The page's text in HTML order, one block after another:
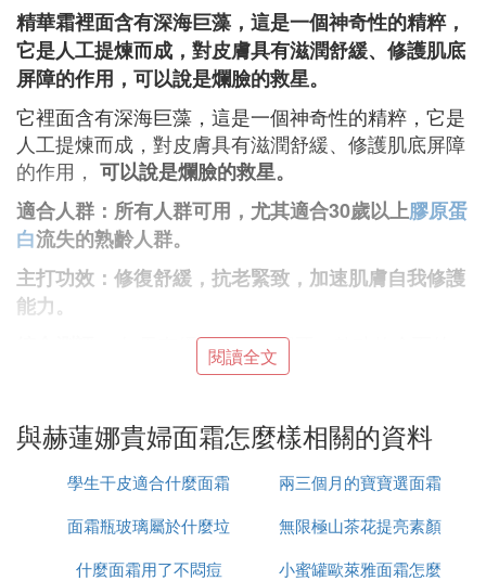
精華霜裡面含有深海巨藻，這是一個神奇性的精粹，
它是人工提煉而成，對皮膚具有滋潤舒緩、修護肌底
屏障的作用，可以說是爛臉的救星。
它裡面含有深海巨藻，這是一個神奇性的精粹，它是
人工提煉而成，對皮膚具有滋潤舒緩、修護肌底屏障
的作用， 可以說是爛臉的救星。
適合人群：所有人群可用，尤其適合30歲以上膠原蛋
白流失的熟齡人群。
主打功效：修復舒緩，抗老緊致，加速肌膚自我修護
能力。
如果有經濟實力，想要一款功效全面的
面霜，你真的可以首選赫蓮娜的這款傳奇面霜。
含有玻色因成分的護膚品相比，它用了5部綳帶發的
藝變得潤而不膩。
黑綳帶面霜塗到臉上是一種綿密的啞光質感。另外，
黑綳帶面霜將玻色因與玻尿酸、甘草酸等溫和成分相
閱讀全文
與赫蓮娜貴婦面霜怎麼樣相關的資料
學生干皮適合什麼面霜
兩三個月的寶寶選面霜
怎麼選
面霜瓶玻璃屬於什麼垃
圾
無限極山茶花提亮素顏
霜怎麼樣
什麼面霜用了不悶痘
小蜜罐歐萊雅面霜怎麼